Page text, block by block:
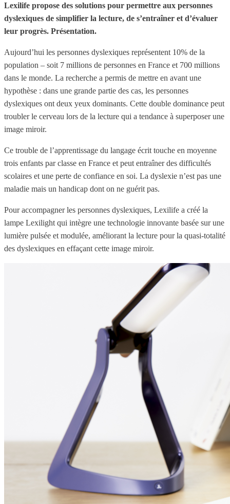
Lexilife propose des solutions pour permettre aux personnes
dyslexiques de simplifier la lecture, de s’entraîner et d’évaluer
leur progrès. Présentation.
Aujourd’hui les personnes dyslexiques représentent 10% de la
population – soit 7 millions de personnes en France et 700 millions
dans le monde. La recherche a permis de mettre en avant une
hypothèse : dans une grande partie des cas, les personnes
dyslexiques ont deux yeux dominants. Cette double dominance peut
troubler le cerveau lors de la lecture qui a tendance à superposer une
image miroir.
Ce trouble de l’apprentissage du langage écrit touche en moyenne
trois enfants par classe en France et peut entraîner des difficultés
scolaires et une perte de confiance en soi. La dyslexie n’est pas une
maladie mais un handicap dont on ne guérit pas.
Pour accompagner les personnes dyslexiques, Lexilife a créé la
lampe Lexilight qui intègre une technologie innovante basée sur une
lumière pulsée et modulée, améliorant la lecture pour la quasi-totalité
des dyslexiques en effaçant cette image miroir.